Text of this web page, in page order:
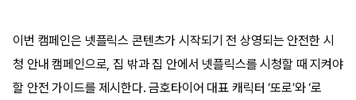
이번 캠페인은 넷플릭스 콘텐츠가 시작되기 전 상영되는 안전한 시
청 안내 캠페인으로, 집 밖과 집 안에서 넷플릭스를 시청할 때 지켜야
할 안전 가이드를 제시한다. 금호타이어 대표 캐릭터 ‘또로’와 ‘로